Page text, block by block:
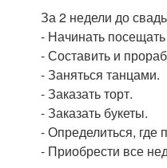
За 2 недели до
- Начинать
- Составить и
- Заняться танцами.
- Заказать торт.
- Заказать букеты.
- Определиться, где
- Приобрести все